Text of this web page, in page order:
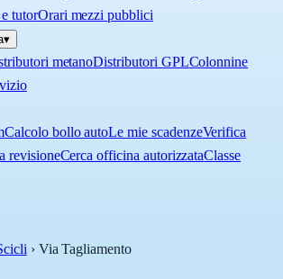
tutorOrari mezzi pubblici
▾
metanoDistributori GPLColonnine
Calcolo bollo autoLe mie scadenzeVerifica
revisioneCerca officina autorizzataClasse
› Via Tagliamento